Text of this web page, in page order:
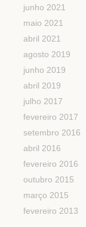
junho 2021
maio 2021
abril 2021
agosto 2019
junho 2019
abril 2019
julho 2017
fevereiro 2017
setembro 2016
abril 2016
fevereiro 2016
outubro 2015
março 2015
fevereiro 2013